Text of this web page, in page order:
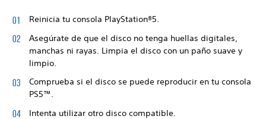
Reinicia tu consola PlayStation®5.
Asegúrate de que el disco no tenga huellas digitales,
manchas ni rayas. Limpia el disco con un paño suave y
limpio.
Comprueba si el disco se puede reproducir en tu consola
PS5™.
Intenta utilizar otro disco compatible.